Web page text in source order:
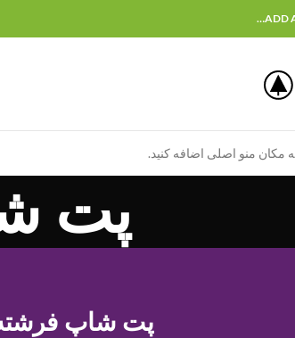
ADD
مکان منو اصلی اضافه کنید.
پت
پت شاپ